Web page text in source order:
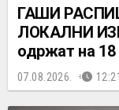
ГАШИ
ЛОКАЛНИ
одржат на
07.08.2026. 12:21